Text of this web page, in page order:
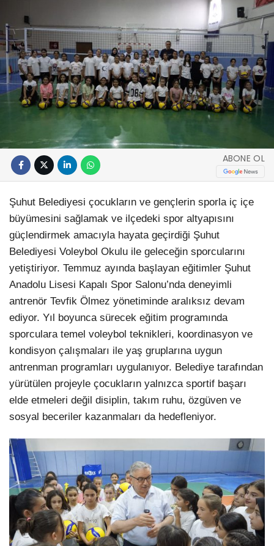
ABONE OL
Şuhut Belediyesi çocukların ve gençlerin sporla iç içe
büyümesini sağlamak ve ilçedeki spor altyapısını
güçlendirmek amacıyla hayata geçirdiği Şuhut
Belediyesi Voleybol Okulu ile geleceğin sporcularını
yetiştiriyor. Temmuz ayında başlayan eğitimler Şuhut
Anadolu Lisesi Kapalı Spor Salonu’nda deneyimli
antrenör Tevfik Ölmez yönetiminde aralıksız devam
ediyor. Yıl boyunca sürecek eğitim programında
sporculara temel voleybol teknikleri, koordinasyon ve
kondisyon çalışmaları ile yaş gruplarına uygun
antrenman programları uygulanıyor. Belediye tarafından
yürütülen projeyle çocukların yalnızca sportif başarı
elde etmeleri değil disiplin, takım ruhu, özgüven ve
sosyal beceriler kazanmaları da hedefleniyor.